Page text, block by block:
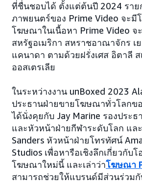
ที่ชื่นชอบได้ ตั้งแต่ต้นปี 2024 ราย
ภาพยนตร์ของ Prime Video จะ
โฆษณาในเนื้อหา Prime Video จ
สหรัฐอเมริกา สหราชอาณาจักร เ
แคนาดา ตามด้วยฝรั่งเศส อิตาลี ส
ออสเตรเลีย
ในระหว่างงาน unBoxed 2023
ประธานฝ่ายขายโฆษณาทั่วโลกข
ได้นั่งคุยกับ Jay Marine รองประธ
และหัวหน้าฝ่ายกีฬาระดับโลก แล
Sanders หัวหน้าฝ่ายโทรทัศน์
Studios เพื่อหารือเชิงลึกเกี่ยวกับ
โฆษณาใหม่นี้ และเล่าว่าโฆษณา
สามารถช่วยให้แบรนด์มีส่วนร่วมกั